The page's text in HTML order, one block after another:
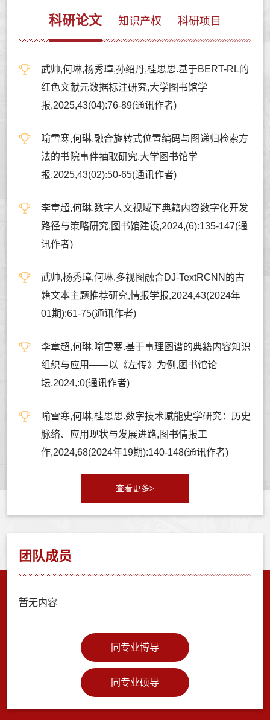
科研论文 知识产权 科研项目
武帅,何琳,杨秀璋,孙绍丹,桂思思.基于BERT-RL的
红色文献元数据标注研究,大学图书馆学
报,2025,43(04):76-89(通讯作者)
喻雪寒,何琳.融合旋转式位置编码与图递归检索方
法的书院事件抽取研究,大学图书馆学
报,2025,43(02):50-65(通讯作者)
李章超,何琳.数字人文视域下典籍内容数字化开发
路径与策略研究,图书馆建设,2024,(6):135-147(通
讯作者)
武帅,杨秀璋,何琳.多视图融合DJ-TextRCNN的古
籍文本主题推荐研究,情报学报,2024,43(2024年
01期):61-75(通讯作者)
李章超,何琳,喻雪寒.基于事理图谱的典籍内容知识
组织与应用——以《左传》为例,图书馆论
坛,2024,:0(通讯作者)
喻雪寒,何琳,桂思思.数字技术赋能史学研究：历史
脉络、应用现状与发展进路,图书情报工
作,2024,68(2024年19期):140-148(通讯作者)
查看更多>
团队成员
暂无内容
同专业博导
同专业硕导